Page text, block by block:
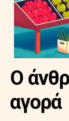
Ο
αγορά